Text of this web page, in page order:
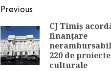
Continue
Reading
Previous
CJ Timiș
finanțare
220 de proiecte
culturale